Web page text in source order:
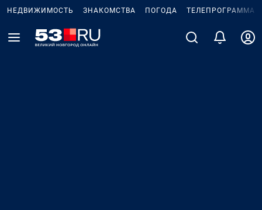
НЕДВИЖИМОСТЬ ЗНАКОМСТВА ПОГОДА ТЕЛЕПРОГРАММА